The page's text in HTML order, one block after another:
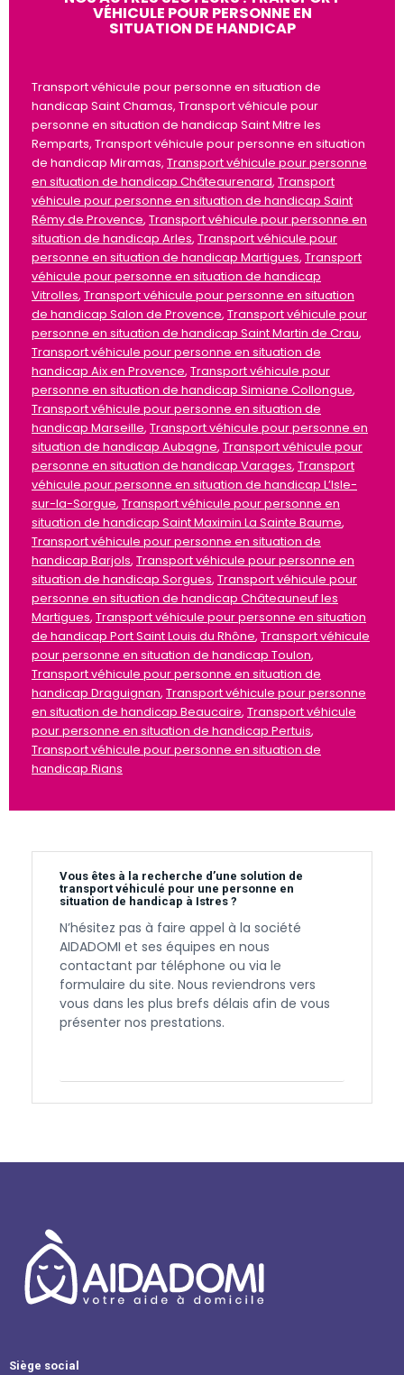
VÉHICULE POUR PERSONNE EN
SITUATION DE HANDICAP
Transport véhicule pour personne en situation de
handicap Saint Chamas, Transport véhicule pour
personne en situation de handicap Saint Mitre les
Remparts, Transport véhicule pour personne en situation
de handicap Miramas, Transport véhicule pour personne
en situation de handicap Châteaurenard, Transport
véhicule pour personne en situation de handicap Saint
Rémy de Provence, Transport véhicule pour personne en
situation de handicap Arles, Transport véhicule pour
personne en situation de handicap Martigues, Transport
véhicule pour personne en situation de handicap
Vitrolles, Transport véhicule pour personne en situation
de handicap Salon de Provence, Transport véhicule pour
personne en situation de handicap Saint Martin de Crau,
Transport véhicule pour personne en situation de
handicap Aix en Provence, Transport véhicule pour
personne en situation de handicap Simiane Collongue,
Transport véhicule pour personne en situation de
handicap Marseille, Transport véhicule pour personne en
situation de handicap Aubagne, Transport véhicule pour
personne en situation de handicap Varages, Transport
véhicule pour personne en situation de handicap L’Isle-
sur-la-Sorgue, Transport véhicule pour personne en
situation de handicap Saint Maximin La Sainte Baume,
Transport véhicule pour personne en situation de
handicap Barjols, Transport véhicule pour personne en
situation de handicap Sorgues, Transport véhicule pour
personne en situation de handicap Châteauneuf les
Martigues, Transport véhicule pour personne en situation
de handicap Port Saint Louis du Rhône, Transport véhicule
pour personne en situation de handicap Toulon,
Transport véhicule pour personne en situation de
handicap Draguignan, Transport véhicule pour personne
en situation de handicap Beaucaire, Transport véhicule
pour personne en situation de handicap Pertuis,
Transport véhicule pour personne en situation de
handicap Rians
Vous êtes à la recherche d’une solution de
transport véhiculé pour une personne en
situation de handicap à Istres ?
N’hésitez pas à faire appel à la société
AIDADOMI et ses équipes en nous
contactant par téléphone ou via le
formulaire du site. Nous reviendrons vers
vous dans les plus brefs délais afin de vous
présenter nos prestations.
Siège social